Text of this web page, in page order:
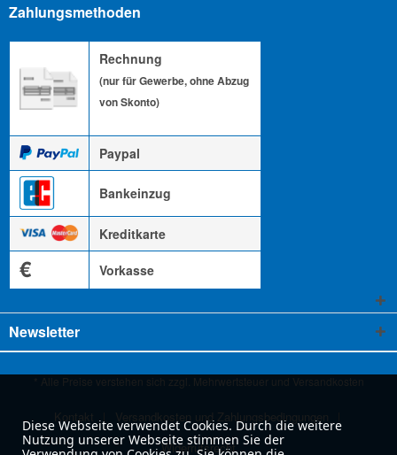
Zahlungsmethoden
Rechnung
(nur für Gewerbe, ohne Abzug
von Skonto)
Paypal
Bankeinzug
Kreditkarte
€ Vorkasse
Newsletter
* Alle Preise verstehen sich zzgl. Mehrwertsteuer und Versandkosten
Kontakt
Versandkosten und Zahlungsbedingungen
Widerrufsrecht
Diese Webseite verwendet Cookies. Durch die weitere
Nutzung unserer Webseite stimmen Sie der